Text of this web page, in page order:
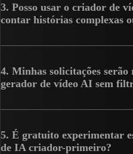
3. Posso usar o criador de
contar histórias complexas
4. Minhas solicitações serão
gerador de vídeo AI sem
5. É gratuito experimentar
de IA criador-primeiro?